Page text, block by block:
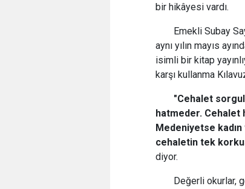
bir hikâyesi vardı.
Emekli Subay
aynı yılın mayıs
isimli bir kitap
karşı kullanma
"Cehalet
hatmeder.
Medeniyetse
cehaletin tek
diyor.
Değerli okurlar,